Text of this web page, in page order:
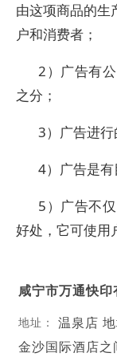
由这项商品的生
户和消费者；
2）广告有
之分；
3）广告进行
4）广告是有
5）广告不
好处，它可使用
咸宁市万通快印
地址：
温泉店
金沙国际酒店